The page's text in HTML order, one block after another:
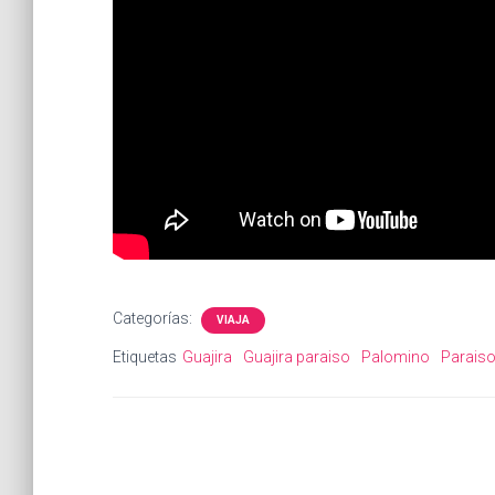
Categorías: VIAJA
Etiquetas Guajira Guajira paraiso Palomino Paraiso